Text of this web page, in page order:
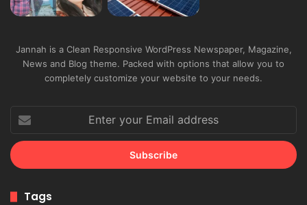
Jannah is a Clean Responsive WordPress Newspaper, Magazine,
News and Blog theme. Packed with options that allow you to
completely customize your website to your needs.
your
Email
address
Tags